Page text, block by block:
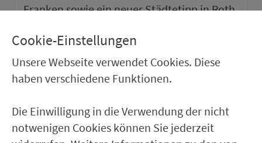
Franken sowie ein neuer Städtetipp in Roth.
Cookie-Einstellungen
Unsere Webseite verwendet Cookies. Diese
haben verschiedene Funktionen.
Die Einwilligung in die Verwendung der nicht
notwenigen Cookies können Sie jederzeit